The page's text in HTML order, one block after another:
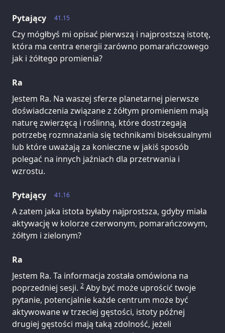
41.15
Pytający
Czy mógłbyś mi opisać pierwszą i najprostszą istotę,
która ma centra energii zarówno pomarańczowego
jak i żółtego promienia?
Ra
Jestem Ra. Na waszej sferze planetarnej pierwsze
doświadczenia związane z żółtym promieniem mają
naturę zwierzęcą i roślinną, które dostrzegają
potrzebę rozmnażania się technikami biseksualnymi
lub które uważają za konieczne w jakiś sposób
polegać na innych jaźniach dla przetrwania i
wzrostu.
41.16
Pytający
A zatem jaka istota byłaby najprostsza, gdyby miała
aktywację w kolorze czerwonym, pomarańczowym,
żółtym i zielonym?
Ra
Jestem Ra. Ta informacja została omówiona na
poprzedniej sesji. 2 Aby być może uprościć twoje
pytanie, potencjalnie każde centrum może być
aktywowane w trzeciej gęstości, istoty późnej
drugiej gęstości mają taką zdolność, jeżeli